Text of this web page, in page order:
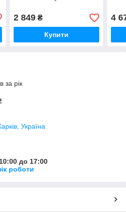
2 849₴
Купити
4
за рік
Україна
до 17:00
роботи